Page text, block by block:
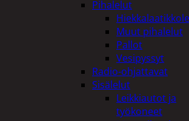
Pihalelut
Muut pihalelut
Pallot
Vesipyssyt
Radio-ohjattavat
Sisälelut
Leikkiautot ja
työkoneet